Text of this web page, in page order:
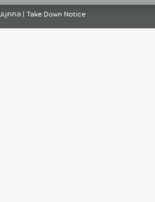
บุคคล | Take Down Notice